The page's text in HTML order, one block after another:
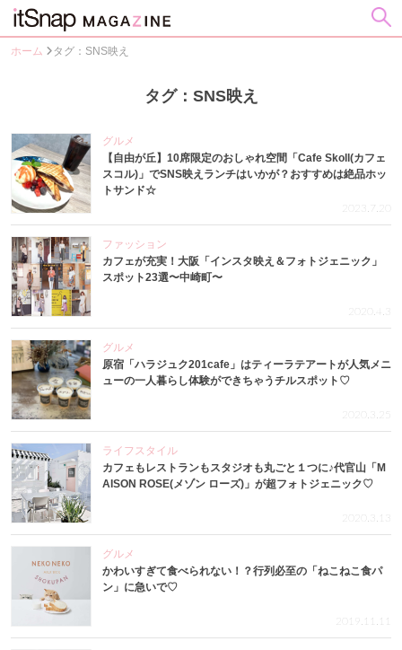
ホーム タグ：SNS映え
タグ：SNS映え
グルメ
【自由が丘】10席限定のおしゃれ空間「Cafe Skoll(カフェ
スコル)」でSNS映えランチはいかが？おすすめは絶品ホッ
トサンド☆
2023.7.20
ファッション
カフェが充実！大阪「インスタ映え＆フォトジェニック」
スポット23選〜中崎町〜
2020.4.3
グルメ
原宿「ハラジュク201cafe」はティーラテアートが人気メニ
ューの一人暮らし体験ができちゃうチルスポット♡
2020.3.25
ライフスタイル
カフェもレストランもスタジオも丸ごと１つに♪代官山「M
AISON ROSE(メゾン ローズ)」が超フォトジェニック♡
2020.3.13
グルメ
かわいすぎて食べられない！？行列必至の「ねこねこ食パ
ン」に急いで♡
2019.11.11